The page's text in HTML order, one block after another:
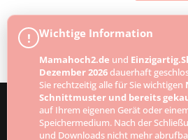
Designed byElegant
! Wichtige Information
Mamahoch2.de und
Dezember 2026dauerhaft
Sie rechtzeitig alle für Sie wichtigen
Schnittmuster und bereits
auf Ihrem eigenen Gerät oder
Speichermedium. Nach der
und Downloads nicht mehr